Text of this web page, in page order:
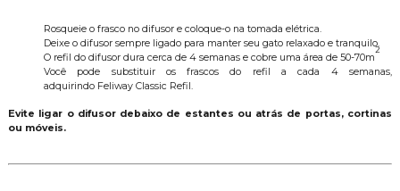
Rosqueie o frasco no difusor e coloque-o na tomada elétrica.
Deixe o difusor sempre ligado para manter seu gato relaxado e tranquilo.
O refil do difusor dura cerca de 4 semanas e cobre uma área de 50-70m
2
Você pode substituir os frascos do refil a cada 4 semanas,
adquirindo Feliway Classic Refil.
Evite ligar o difusor debaixo de estantes ou atrás de portas, cortinas
ou móveis.